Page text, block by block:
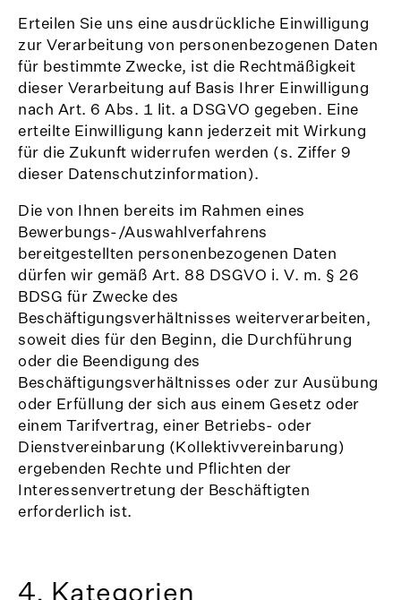
Erteilen Sie uns eine ausdrückliche Einwilligung
zur Verarbeitung von personenbezogenen Daten
für bestimmte Zwecke, ist die Rechtmäßigkeit
dieser Verarbeitung auf Basis Ihrer Einwilligung
nach Art. 6 Abs. 1 lit. a DSGVO gegeben. Eine
erteilte Einwilligung kann jederzeit mit Wirkung
für die Zukunft widerrufen werden (s. Ziffer 9
dieser Datenschutzinformation).
Die von Ihnen bereits im Rahmen eines
Bewerbungs-/Auswahlverfahrens
bereitgestellten personenbezogenen Daten
dürfen wir gemäß Art. 88 DSGVO i. V. m. § 26
BDSG für Zwecke des
Beschäftigungsverhältnisses weiterverarbeiten,
soweit dies für den Beginn, die Durchführung
oder die Beendigung des
Beschäftigungsverhältnisses oder zur Ausübung
oder Erfüllung der sich aus einem Gesetz oder
einem Tarifvertrag, einer Betriebs- oder
Dienstvereinbarung (Kollektivvereinbarung)
ergebenden Rechte und Pflichten der
Interessenvertretung der Beschäftigten
erforderlich ist.
4. Kategorien